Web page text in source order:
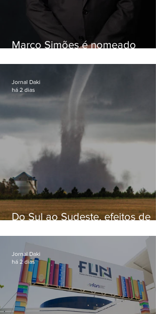
Marco Simões é nomeado
Do Sul ao Sudeste, efeitos de
apreensão na população
Jornal Daki
há 2 dias
Jornal Daki
há 2 dias